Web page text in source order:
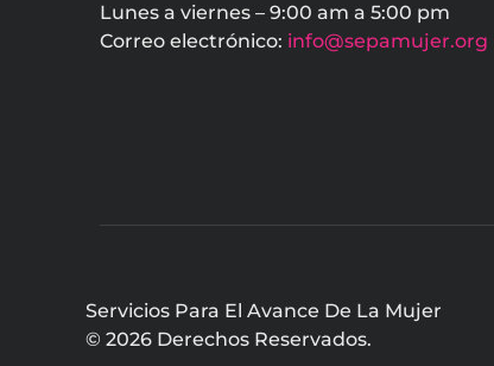
Lunes a viernes – 9:00 am a 5:00 pm
Correo electrónico: info@sepamujer.org
Servicios Para El Avance De La Mujer
© 2026 Derechos Reservados.